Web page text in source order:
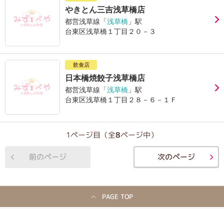
やきとん三吉浅草橋店
都営浅草線「浅草橋 」駅
台東区浅草橋１丁目２０－３
飲食店
日本橋焼餃子浅草橋店
都営浅草線「浅草橋 」駅
台東区浅草橋１丁目２８－６－１Ｆ
1ページ目（全8ページ中）
前のページ 次のページ
PAGE TOP